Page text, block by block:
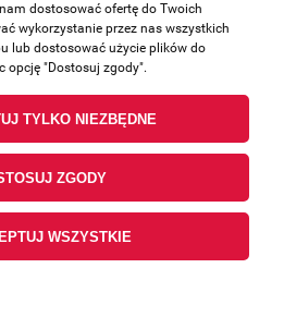
Zakupy
Pomoc
Informacje
dostosować ofertę do Twoich
wykorzystanie przez nas wszystkich
lub dostosować użycie plików do
opcję "Dostosuj zgody".
TYLKO NIEZBĘDNE
ZGODY
WSZYSTKIE